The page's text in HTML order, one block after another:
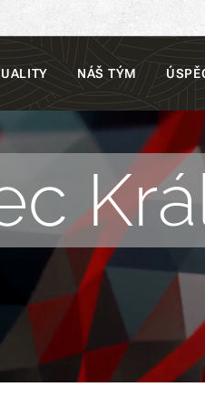
NÁŠ TÝM